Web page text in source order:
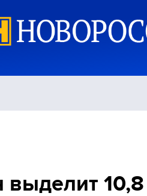
выделит